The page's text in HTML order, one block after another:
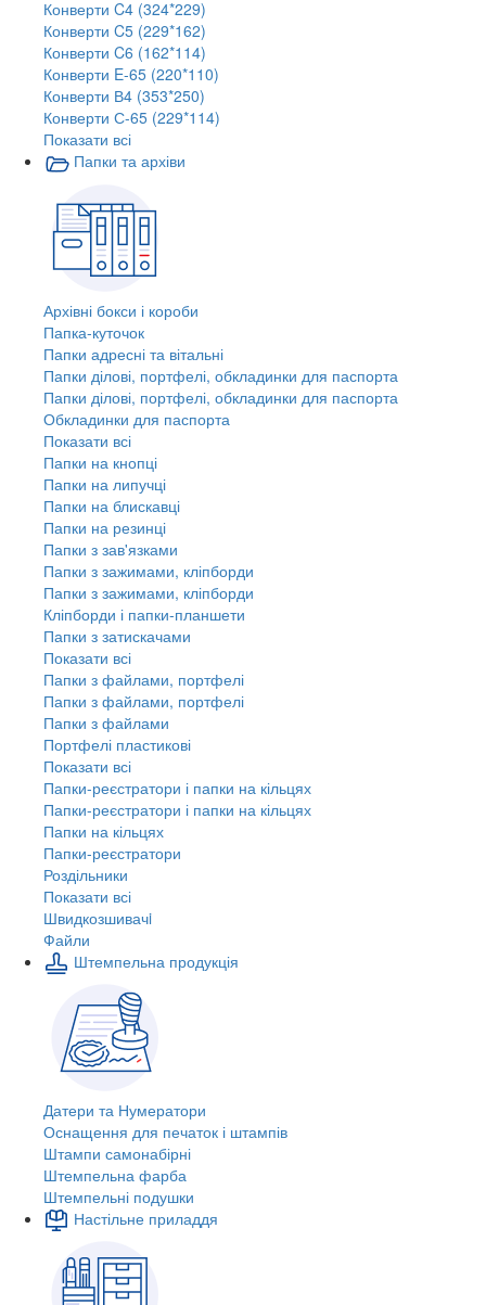
Конверти C4 (324*229)
Конверти C5 (229*162)
Конверти C6 (162*114)
Конверти E-65 (220*110)
Конверти В4 (353*250)
Конверти С-65 (229*114)
Показати всі
Папки та архіви
Архівні бокси і короби
Папка-куточок
Папки адресні та вітальні
Папки ділові, портфелі, обкладинки для паспорта
Папки ділові, портфелі, обкладинки для паспорта
Обкладинки для паспорта
Показати всі
Папки на кнопці
Папки на липучці
Папки на блискавці
Папки на резинці
Папки з зав'язками
Папки з зажимами, кліпборди
Папки з зажимами, кліпборди
Кліпборди і папки-планшети
Папки з затискачами
Показати всі
Папки з файлами, портфелі
Папки з файлами, портфелі
Папки з файлами
Портфелі пластикові
Показати всі
Папки-реєстратори і папки на кільцях
Папки-реєстратори і папки на кільцях
Папки на кільцях
Папки-реєстратори
Роздільники
Показати всі
Швидкозшивачi
Файли
Штемпельна продукція
Датери та Нумератори
Оснащення для печаток і штампів
Штампи самонабірні
Штемпельна фарба
Штемпельні подушки
Настільне приладдя